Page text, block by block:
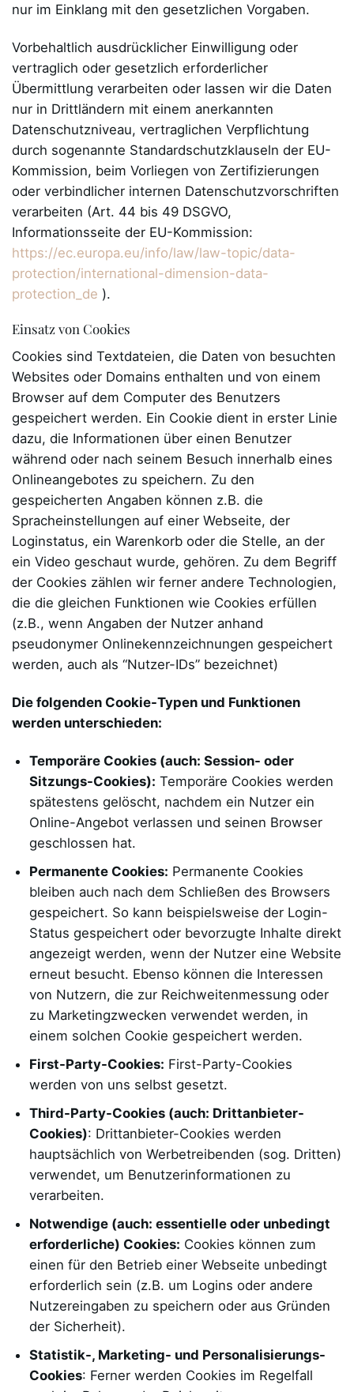
nur im Einklang mit den gesetzlichen Vorgaben.
Vorbehaltlich ausdrücklicher Einwilligung oder
vertraglich oder gesetzlich erforderlicher
Übermittlung verarbeiten oder lassen wir die Daten
nur in Drittländern mit einem anerkannten
Datenschutzniveau, vertraglichen Verpflichtung
durch sogenannte Standardschutzklauseln der EU-
Kommission, beim Vorliegen von Zertifizierungen
oder verbindlicher internen Datenschutzvorschriften
verarbeiten (Art. 44 bis 49 DSGVO,
Informationsseite der EU-Kommission:
https://ec.europa.eu/info/law/law-topic/data-
protection/international-dimension-data-
protection_de ).
Einsatz von Cookies
Cookies sind Textdateien, die Daten von besuchten
Websites oder Domains enthalten und von einem
Browser auf dem Computer des Benutzers
gespeichert werden. Ein Cookie dient in erster Linie
dazu, die Informationen über einen Benutzer
während oder nach seinem Besuch innerhalb eines
Onlineangebotes zu speichern. Zu den
gespeicherten Angaben können z.B. die
Spracheinstellungen auf einer Webseite, der
Loginstatus, ein Warenkorb oder die Stelle, an der
ein Video geschaut wurde, gehören. Zu dem Begriff
der Cookies zählen wir ferner andere Technologien,
die die gleichen Funktionen wie Cookies erfüllen
(z.B., wenn Angaben der Nutzer anhand
pseudonymer Onlinekennzeichnungen gespeichert
werden, auch als “Nutzer-IDs” bezeichnet)
Die folgenden Cookie-Typen und Funktionen
werden unterschieden:
Temporäre Cookies (auch: Session- oder
Sitzungs-Cookies): Temporäre Cookies werden
spätestens gelöscht, nachdem ein Nutzer ein
Online-Angebot verlassen und seinen Browser
geschlossen hat.
Permanente Cookies: Permanente Cookies
bleiben auch nach dem Schließen des Browsers
gespeichert. So kann beispielsweise der Login-
Status gespeichert oder bevorzugte Inhalte direkt
angezeigt werden, wenn der Nutzer eine Website
erneut besucht. Ebenso können die Interessen
von Nutzern, die zur Reichweitenmessung oder
zu Marketingzwecken verwendet werden, in
einem solchen Cookie gespeichert werden.
First-Party-Cookies: First-Party-Cookies
werden von uns selbst gesetzt.
Third-Party-Cookies (auch: Drittanbieter-
Cookies): Drittanbieter-Cookies werden
hauptsächlich von Werbetreibenden (sog. Dritten)
verwendet, um Benutzerinformationen zu
verarbeiten.
Notwendige (auch: essentielle oder unbedingt
erforderliche) Cookies: Cookies können zum
einen für den Betrieb einer Webseite unbedingt
erforderlich sein (z.B. um Logins oder andere
Nutzereingaben zu speichern oder aus Gründen
der Sicherheit).
Statistik-, Marketing- und Personalisierungs-
Cookies: Ferner werden Cookies im Regelfall